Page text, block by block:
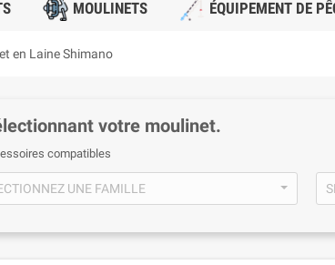
MOULINETS ÉQUIPEMENT DE
en Laine Shimano
votre moulinet.
compatibles
UNE FAMILLE